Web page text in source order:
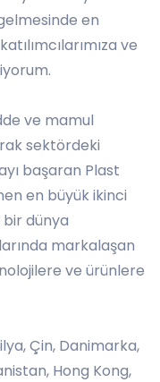
en
ve
ve mamul
sektördeki
başaran Plast
en büyük ikinci
bir dünya
markalaşan
ve ürünlere
Çin, Danimarka,
Hong Kong,